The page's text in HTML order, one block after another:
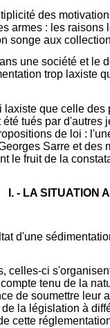
des
armes : les
songe aux
une société et
trop laxiste
que celle
tués par
de loi :
Sarre et
le fruit de la
I. - LA SITUATION
d'une
ci
tenu de la
de soumettre
la législation à
cette